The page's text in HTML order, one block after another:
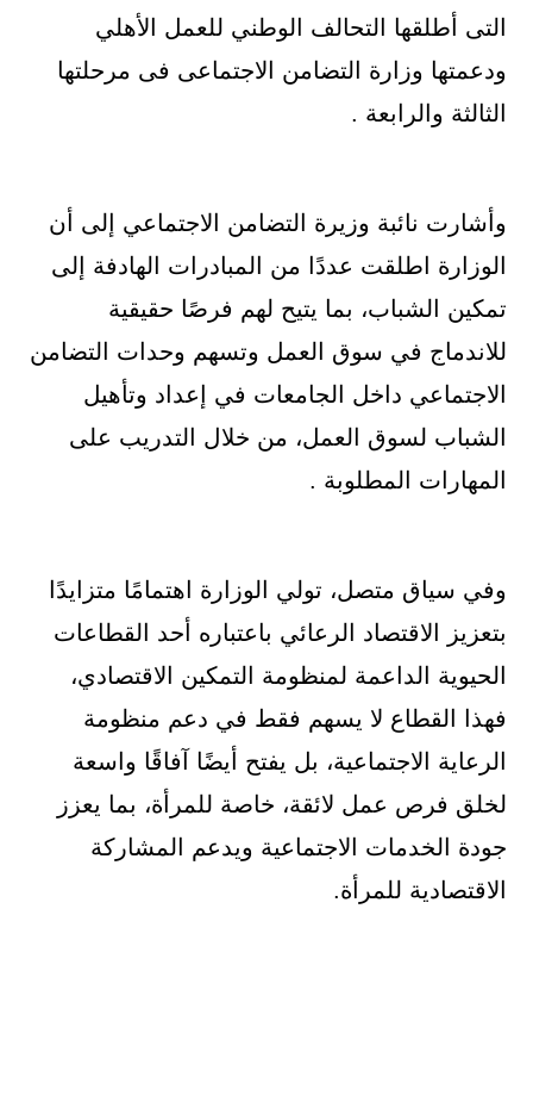
التى أطلقها التحالف الوطني للعمل الأهلي
ودعمتها وزارة التضامن الاجتماعى فى مرحلتها
الثالثة والرابعة .
وأشارت نائبة وزيرة التضامن الاجتماعي إلى أن
الوزارة اطلقت عددًا من المبادرات الهادفة إلى
تمكين الشباب، بما يتيح لهم فرصًا حقيقية
للاندماج في سوق العمل وتسهم وحدات التضامن
الاجتماعي داخل الجامعات في إعداد وتأهيل
الشباب لسوق العمل، من خلال التدريب على
المهارات المطلوبة .
وفي سياق متصل، تولي الوزارة اهتمامًا متزايدًا
بتعزيز الاقتصاد الرعائي باعتباره أحد القطاعات
الحيوية الداعمة لمنظومة التمكين الاقتصادي،
فهذا القطاع لا يسهم فقط في دعم منظومة
الرعاية الاجتماعية، بل يفتح أيضًا آفاقًا واسعة
لخلق فرص عمل لائقة، خاصة للمرأة، بما يعزز
جودة الخدمات الاجتماعية ويدعم المشاركة
الاقتصادية للمرأة.